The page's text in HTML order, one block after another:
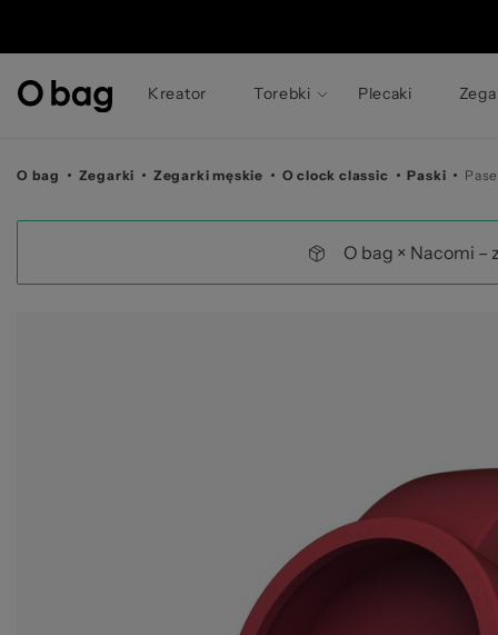
©
Kreator Torebki Plecaki
O bag Zegarki Zegarki męskie O clock classic Paski
O bag × Nacomi –